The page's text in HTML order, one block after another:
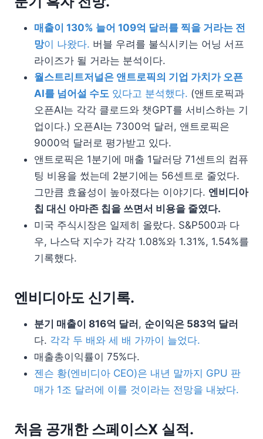
매출이 130% 늘어 109억 달러를 찍을 거라는 전
망이 나왔다. 버블 우려를 불식시키는 어닝 서프
라이즈가 될 거라는 분석이다.
월스트리트저널은 앤트로픽의 기업 가치가 오픈
AI를 넘어설 수도 있다고 분석했다. (앤트로픽과
오픈AI는 각각 클로드와 챗GPT를 서비스하는 기
업이다.) 오픈AI는 7300억 달러, 앤트로픽은
9000억 달러로 평가받고 있다.
앤트로픽은 1분기에 매출 1달러당 71센트의 컴퓨
팅 비용을 썼는데 2분기에는 56센트로 줄었다.
그만큼 효율성이 높아졌다는 이야기다. 엔비디아
칩 대신 아마존 칩을 쓰면서 비용을 줄였다.
미국 주식시장은 일제히 올랐다. S&P500과 다
우, 나스닥 지수가 각각 1.08%와 1.31%, 1.54%를
기록했다.
엔비디아도 신기록.
분기 매출이 816억 달러 , 순이익은 583억 달러
다. 각각 두 배와 세 배 가까이 늘었다.
매출총이익률이 75%다.
젠슨 황(엔비디아 CEO)은 내년 말까지 GPU 판
매가 1조 달러에 이를 것이라는 전망을 내놨다.
처음 공개한 스페이스X 실적.